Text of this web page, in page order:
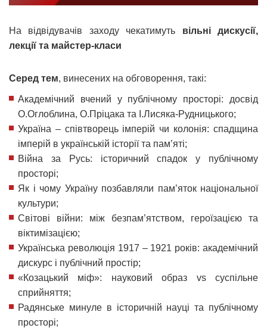
На відвідувачів заходу чекатимуть вільні дискусії,
лекції та майстер-класи
Серед тем, винесених на обговорення, такі:
Академічний вчений у публічному просторі: досвід
О.Оглоблина, О.Пріцака та І.Лисяка-Рудницького;
Україна – співтворець імперій чи колонія: спадщина
імперій в українській історії та пам’яті;
Війна за Русь: історичний спадок у публічному
просторі;
Як і чому Україну позбавляли пам’яток національної
культури;
Світові війни: між безпам’ятством, героїзацією та
віктимізацією;
Українська революція 1917 – 1921 років: академічний
дискурс і публічний простір;
«Козацький міф»: науковий образ vs суспільне
сприйняття;
Радянське минуле в історичній науці та публічному
просторі;